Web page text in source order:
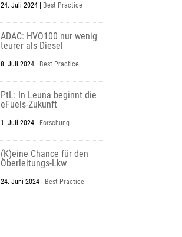
24. Juli 2024| Best Practice
ADAC: HVO100 nur wenig
teurer als Diesel
8. Juli 2024| Best Practice
PtL: In Leuna beginnt die
eFuels-Zukunft
1. Juli 2024| Forschung
(K)eine Chance für den
Oberleitungs-Lkw
24. Juni 2024| Best Practice